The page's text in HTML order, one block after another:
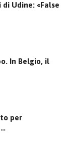
Udine: «False
In Belgio, il
per